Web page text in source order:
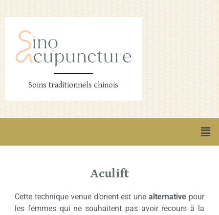
Soins traditionnels chinois
Aculift
Cette technique venue d’orient est unealternative pour
les femmes qui ne souhaitent pas avoir recours à la